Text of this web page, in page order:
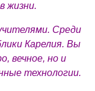
жизни.
Среди
Карелия. Вы
вечное, но и
технологии.